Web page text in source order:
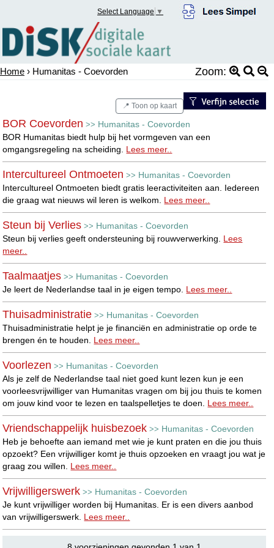
Select Language ▼
Home › Humanitas - Coevorden Zoom:
📍 Toon op kaart
BOR Coevorden >> Humanitas - Coevorden
BOR Humanitas biedt hulp bij het vormgeven van een
omgangsregeling na scheiding. Lees meer..
Intercultureel Ontmoeten >> Humanitas - Coevorden
Intercultureel Ontmoeten biedt gratis leeractiviteiten aan. Iedereen
die graag wat nieuws wil leren is welkom. Lees meer..
Steun bij Verlies >> Humanitas - Coevorden
Steun bij verlies geeft ondersteuning bij rouwverwerking. Lees
meer..
Taalmaatjes >> Humanitas - Coevorden
Je leert de Nederlandse taal in je eigen tempo. Lees meer..
Thuisadministratie >> Humanitas - Coevorden
Thuisadministratie helpt je je financiën en administratie op orde te
brengen én te houden. Lees meer..
Voorlezen >> Humanitas - Coevorden
Als je zelf de Nederlandse taal niet goed kunt lezen kun je een
voorleesvrijwilliger van Humanitas vragen om bij jou thuis te komen
om jouw kind voor te lezen en taalspelletjes te doen. Lees meer..
Vriendschappelijk huisbezoek >> Humanitas - Coevorden
Heb je behoefte aan iemand met wie je kunt praten en die jou thuis
opzoekt? Een vrijwilliger komt je thuis opzoeken en vraagt jou wat je
graag zou willen. Lees meer..
Vrijwilligerswerk >> Humanitas - Coevorden
Je kunt vrijwilliger worden bij Humanitas. Er is een divers aanbod
van vrijwilligerswerk. Lees meer..